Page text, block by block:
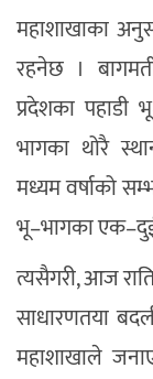
महाशाखाका
रहनेछ ।
प्रदेशका
भागका थोरै
मध्यम वर्षाको
भू–भागका एक–दुई
त्यसैगरी, आज
साधारणतया
महाशाखाले